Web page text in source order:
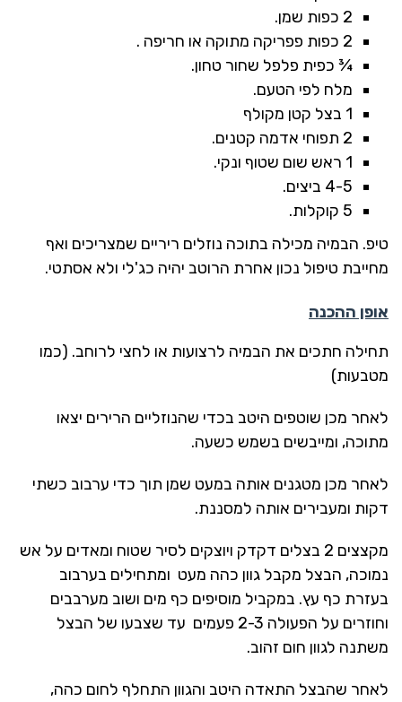
2 כפות שמן.
2 כפות פפריקה מתוקה או חריפה .
¾ כפית פלפל שחור טחון.
מלח לפי הטעם.
1 בצל קטן מקולף
2 תפוחי אדמה קטנים.
1 ראש שום שטוף ונקי.
4-5 ביצים.
5 קוקלות.
טיפ. הבמיה מכילה בתוכה נוזלים ריריים שמצריכים ואף
מחייבת טיפול נכון אחרת הרוטב יהיה כג'לי ולא אסתטי.
אופן ההכנה
תחילה חתכים את הבמיה לרצועות או לחצי לרוחב. (כמו
מטבעות)
לאחר מכן שוטפים היטב בכדי שהנוזליים הרירים יצאו
מתוכה, ומייבשים בשמש כשעה.
לאחר מכן מטגנים אותה במעט שמן תוך כדי ערבוב כשתי
דקות ומעבירים אותה למסננת.
מקצצים 2 בצלים דקדק ויוצקים לסיר שטוח ומאדים על אש
נמוכה, הבצל מקבל גוון כהה מעט ומתחילים בערבוב
בעזרת כף עץ. במקביל מוסיפים כף מים ושוב מערבבים
וחוזרים על הפעולה 2-3 פעמים עד שצבעו של הבצל
משתנה לגוון חום זהוב.
לאחר שהבצל התאדה היטב והגוון התחלף לחום כהה,